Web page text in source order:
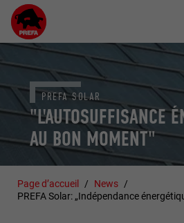
"L'AUTOSUFFISANCE
AU BON MOMENT"
PREFA SOLAR
Page d’accueil
News
PREFA Solar: „Indépendance